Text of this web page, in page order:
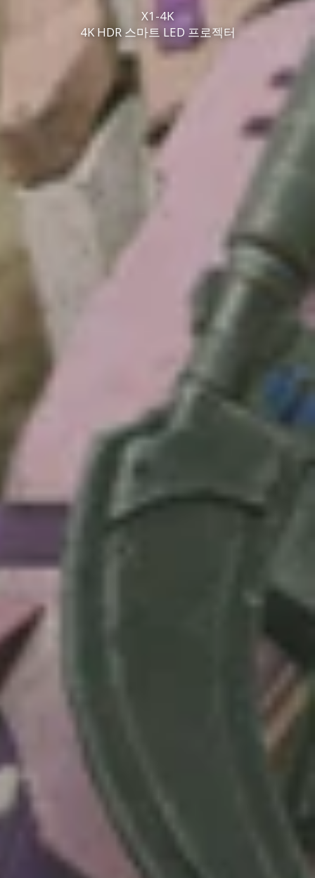
X1-4K
4K HDR 스마트 LED 프로젝터​